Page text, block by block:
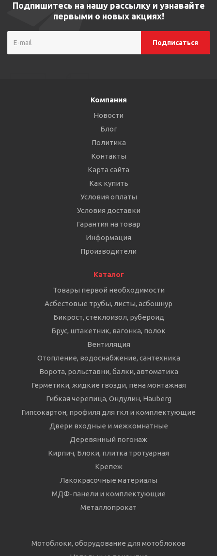
Подпишитесь на нашу рассылку и узнавайте
первыми о новых акциях!
Компания
Новости
Блог
Политика
Контакты
Карта сайта
Как купить
Условия оплаты
Условия доставки
Гарантия на товар
Информация
Производители
Каталог
Товары первой необходимости
Асбестовые трубы, листы, асбошнур
Бикрост, стеклоизол, рубероид
Брус, штакетник, вагонка, полок
Вентиляция
Отопление, водоснабжение, сантехника
Ворота, рольставни, балки, автоматика
Герметики, жидкие гвозди, пена монтажная
Гибкая черепица, Ондулин, Hauberg
Гипсокартон, профиля для гкл и комплектующие
Двери входные и межкомнатные
Деревянный погонаж
Кирпич, Блоки, плитка тротуарная
Крепеж
Лакокрасочные материалы
МДФ-панели и комплектующие
Металлопрокат
Мотоблоки, оборудование для мотоблоков